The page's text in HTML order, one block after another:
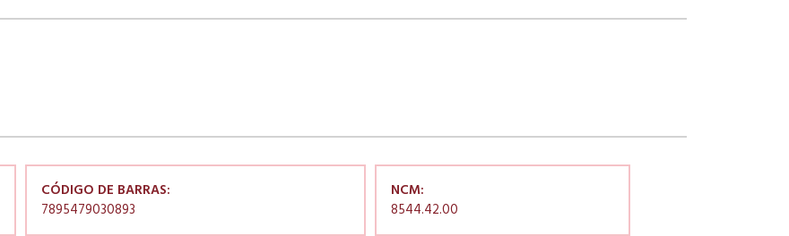
CÓDIGO DE BARRAS:
7895479030893
NCM:
8544.42.00